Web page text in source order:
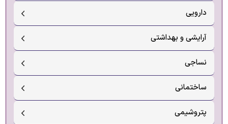
دارویی
آرایشی و بهداشتی
نساجی
ساختمانی
پتروشیمی